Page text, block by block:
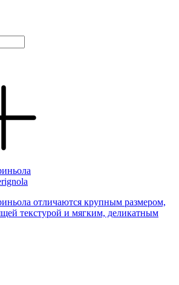
отличаются крупным размером,
текстурой и мягким, деликатным